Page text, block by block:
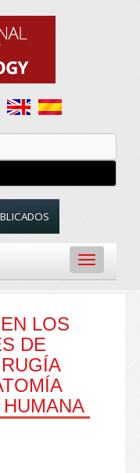
Toggle
navigation
LOS
DE